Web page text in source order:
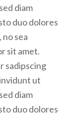
diam
duo dolores
sea
sit amet.
sadipscing
ut
diam
duo dolores